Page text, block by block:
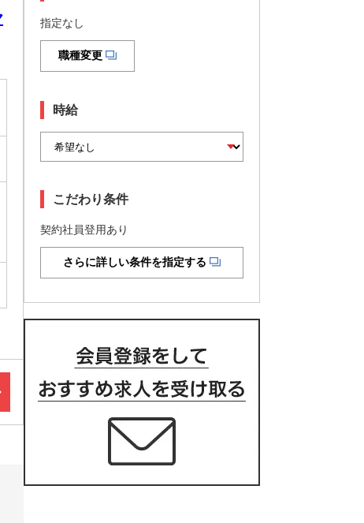
指定なし
職種変更
時給
こだわり条件
契約社員登用あり
さらに詳しい条件を指定する